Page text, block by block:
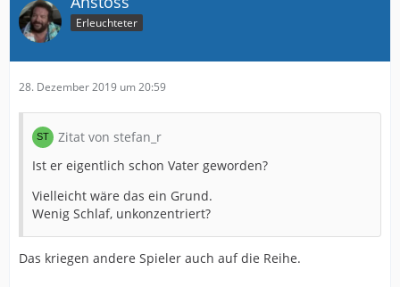
Erleuchteter
28. Dezember 2019 um 20:59
Zitat von stefan_r
Ist er eigentlich schon Vater geworden?
Vielleicht wäre das ein Grund.
Wenig Schlaf, unkonzentriert?
Das kriegen andere Spieler auch auf die Reihe.